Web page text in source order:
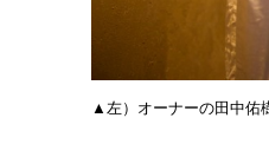
▲左）オーナーの田中佑